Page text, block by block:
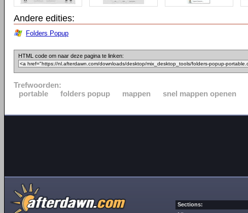
Andere edities:
Folders Popup
HTML code om naar deze pagina te linken:
Trefwoorden:
portable
folders popup mappen snel mappen openen
Sections: